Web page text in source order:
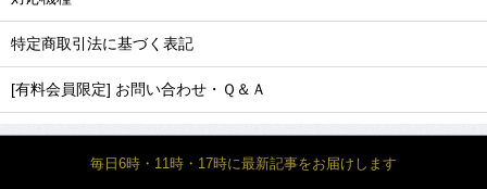
特定商取引法に基づく表記
[有料会員限定] お問い合わせ・Ｑ＆Ａ
毎日6時・11時・17時に最新記事をお届けします